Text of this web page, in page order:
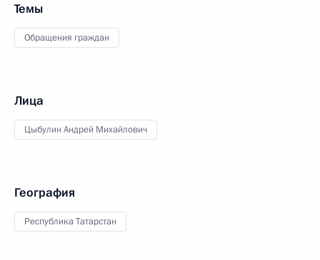
Темы
Обращения граждан
Лица
Цыбулин Андрей Михайлович
География
Республика Татарстан